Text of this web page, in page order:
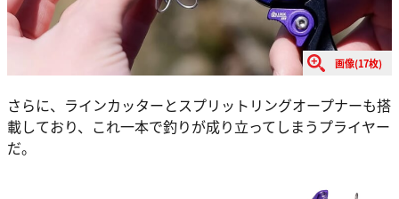
画像(17枚)
さらに、ラインカッターとスプリットリングオープナーも搭
載しており、これ一本で釣りが成り立ってしまうプライヤー
だ。